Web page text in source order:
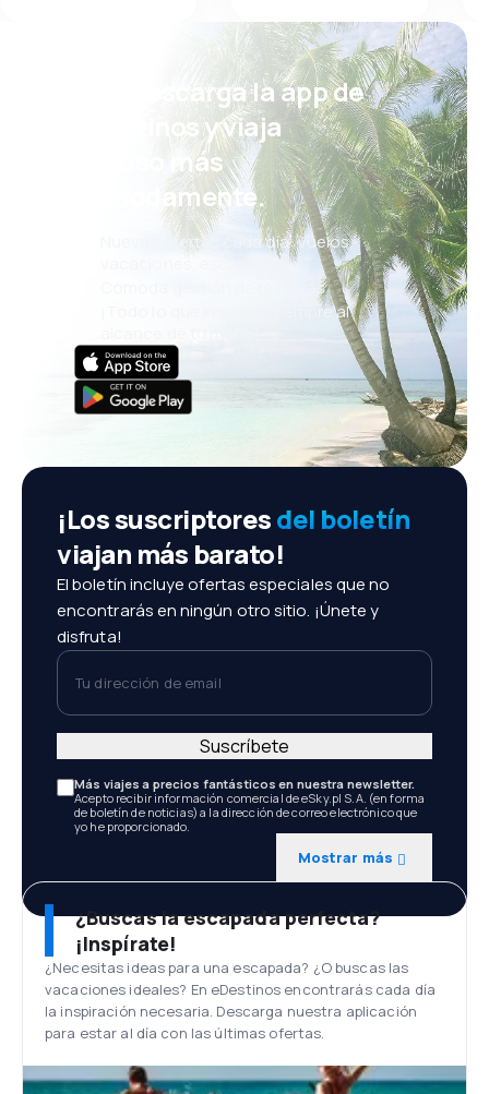
¡Eh! Descarga la app de
eDestinos y viaja
incluso más
cómodamente.
Nuevas ofertas cada día: vuelos,
vacaciones, escapadas
Cómoda gestión de reservas
¡Todo lo que importa, siempre al
¡Los suscriptoresdel boletín
viajan más barato!
El boletín incluye ofertas especiales que no
encontrarás en ningún otro sitio. ¡Únete y
disfruta!
Tu dirección de email
Más viajes a precios fantásticos en nuestra newsletter.
Acepto recibir información comercial de eSky.pl S.A. (en forma
de boletín de noticias) a la dirección de correo electrónico que
yo he proporcionado.
Mostrar más
Suscríbete
¿Buscas la escapada perfecta?
¡Inspírate!
¿Necesitas ideas para una escapada? ¿O buscas las
vacaciones ideales? En eDestinos encontrarás cada día
la inspiración necesaria. Descarga nuestra aplicación
para estar al día con las últimas ofertas.